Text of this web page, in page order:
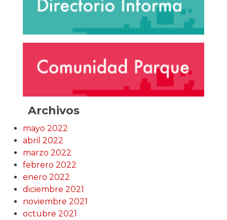
Archivos
mayo 2022
abril 2022
marzo 2022
febrero 2022
enero 2022
diciembre 2021
noviembre 2021
octubre 2021